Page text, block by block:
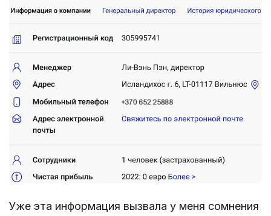
Уже эта информация вызвала у меня сомнения